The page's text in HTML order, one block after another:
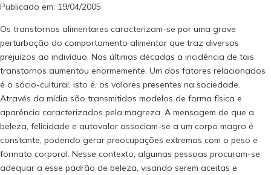
Publicado em: 19/04/2005
Os transtornos alimentares caracterizam-se por uma grave
perturbação do comportamento alimentar que traz diversos
prejuízos ao indivíduo. Nas últimas décadas a incidência de tais
transtornos aumentou enormemente. Um dos fatores relacionados
é o sócio-cultural, isto é, os valores presentes na sociedade.
Através da mídia são transmitidos modelos de forma física e
aparência caracterizados pela magreza. A mensagem de que a
beleza, felicidade e autovalor associam-se a um corpo magro é
constante, podendo gerar preocupações extremas com o peso e
formato corporal. Nesse contexto, algumas pessoas procuram-se
adequar a esse padrão de beleza, visando serem aceitas e